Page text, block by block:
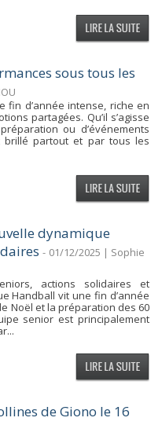
sous tous les
fin d’année intense, riche en
partagées. Qu’il s’agisse
ou d’événements
brillé partout et par tous les
dynamique
- 01/12/2025 | Sophie
actions solidaires et
Handball vit une fin d’année
Noël et la préparation des 60
senior est principalement
de Giono le 16